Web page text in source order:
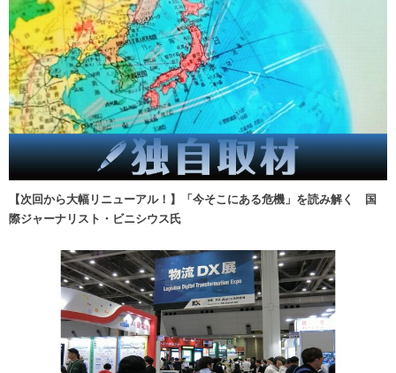
【次回から大幅リニューアル！】「今そこにある危機」を読み解く 国
際ジャーナリスト・ビニシウス氏